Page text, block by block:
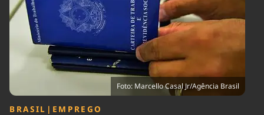
Ciência &
Tecnologia
Cinema
Educação
Infraestrutura
Internacional
Saúde
Tempo
Foto: Marcello Casal Jr/Agência Brasil
BRASIL | EMPREGO